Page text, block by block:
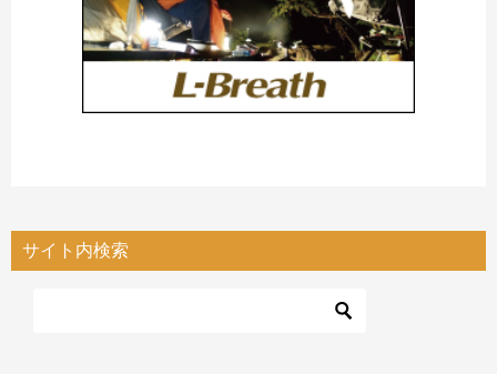
サイト内検索